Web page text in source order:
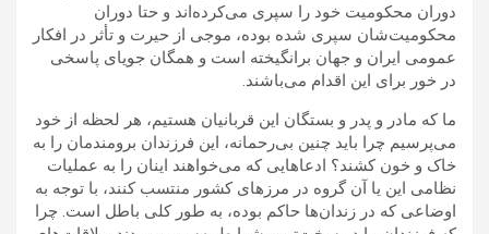
دوران محکومیت خود را سپری می‌کرده‌اند و حتا دوران
محکومیت‌شان سپری شده بوده، موجی از حیرت و تأثر در افکار
عمومی ایران و جهان برانگیخته است و همگان جویای پاسخی
در خور برای این اقدام می‌باشند.
ما که مادر و پدر و بستگان این قربانیان هستیم، هر لحظه از خود
می‌پرسیم چرا باید چنین بی‌رحمانه، این فرزندان برومندمان را به
خاک و خون کشند؟ ادعاهایی که می‌خواهند اینان را به عملیات
نظامی این یا آن گروه در مرزهای کشور منتسب کنند، با توجه به
اوضاعی که در زندان‌ها حاکم بوده، به طور کلی باطل است. چرا